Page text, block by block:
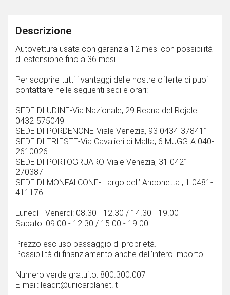
Descrizione
Autovettura usata con garanzia 12 mesi con possibilità
di estensione fino a 36 mesi.
Per scoprire tutti i vantaggi delle nostre offerte ci puoi
contattare nelle seguenti sedi e orari:
SEDE DI UDINE-Via Nazionale, 29 Reana del Rojale
0432-575049
SEDE DI PORDENONE-Viale Venezia, 93 0434-378411
SEDE DI TRIESTE-Via Cavalieri di Malta, 6 MUGGIA 040-
2610026
SEDE DI PORTOGRUARO-Viale Venezia, 31 0421-
270387
SEDE DI MONFALCONE- Largo dell’ Anconetta , 1 0481-
411176
Lunedì - Venerdì: 08.30 - 12.30 / 14.30 - 19.00
Sabato: 09.00 - 12.30 / 15.00 - 19.00
Prezzo escluso passaggio di proprietà.
Possibilità di finanziamento anche dell’intero importo.
Numero verde gratuito: 800.300.007
E-mail: leadit@unicarplanet.it